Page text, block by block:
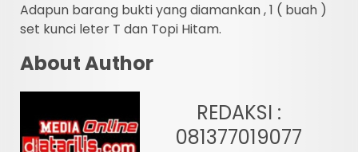
Adapun barang bukti yang diamankan , 1 ( buah )
set kunci leter T dan Topi Hitam.
About Author
REDAKSI :
081377019077